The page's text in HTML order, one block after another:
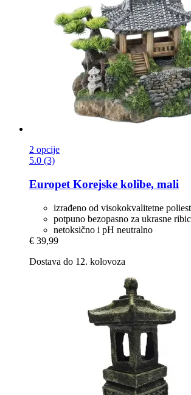
2 opcije
5.0 (3)
Europet Korejske kolibe, mali
izrađeno od visokokvalitetne
potpuno bezopasno za ukrasne
netoksično i pH neutralno
€ 39,99
Dostava do 12. kolovoza